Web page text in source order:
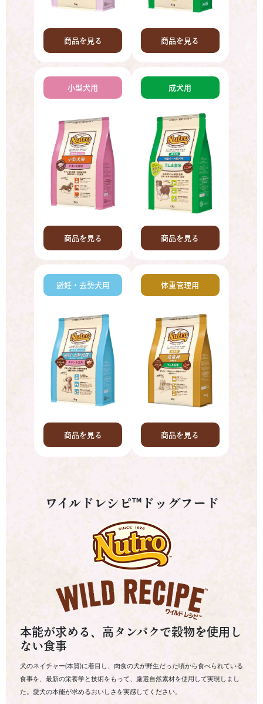
商品を見る 商品を見る
小型犬用
商品を見る
成犬用
商品を見る
避妊・去勢犬用
商品を見る
体重管理用
商品を見る
ワイルドレシピ™ドッグフード
本能が求める、高タンパクで穀物を使用し
ない食事
犬のネイチャー(本質)に着目し、肉食の犬が野生だった頃から食べられている
食事を、最新の栄養学と技術をもって、厳選自然素材を使用して実現しまし
た。愛犬の本能が求めるおいしさを実感してください。